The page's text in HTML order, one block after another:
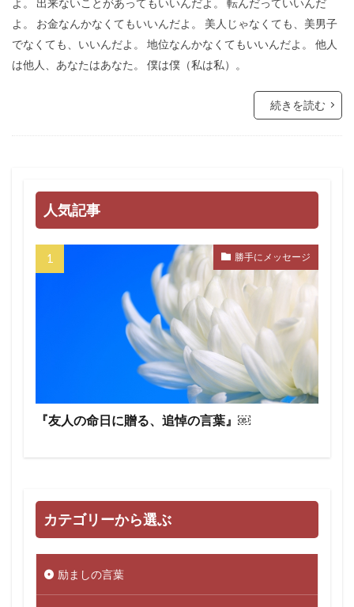
よ。 お金なんかなくてもいいんだよ。 美人じゃなくても、美男子
でなくても、いいんだよ。 地位なんかなくてもいいんだよ。 他人
は他人、あなたはあなた。 僕は僕（私は私）。
続きを読む
人気記事
勝手にメッセージ
『友人の命日に贈る、追悼の言葉』￼
カテゴリーから選ぶ
励ましの言葉